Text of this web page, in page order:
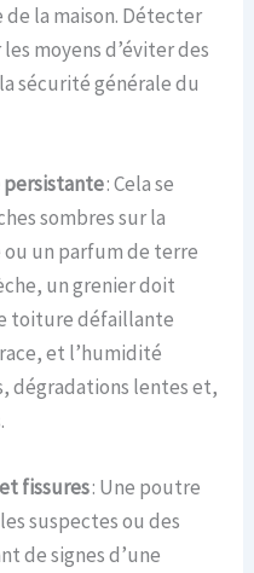
la maison. Détecter
moyens d’éviter des
sécurité générale du
: Cela se
sombres sur la
un parfum de terre
un grenier doit
toiture défaillante
et l’humidité
dégradations lentes et,
fissures: Une poutre
suspectes ou des
de signes d’une